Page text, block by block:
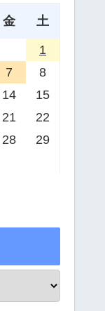
金 土
1
7
8
14
15
21
22
28
29